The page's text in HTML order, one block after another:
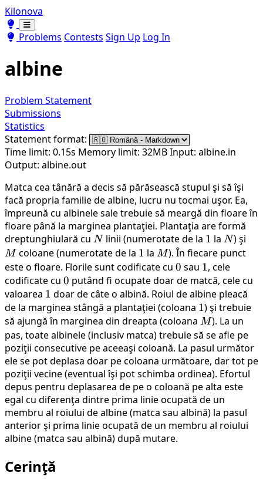
Kilonova
Toggle theme
Toggle theme
Problems Contests Sign Up Log In
albine
Problem Statement
Submissions
Statistics
Statement format:
Time limit: 0.15s Memory limit: 32MBInput: albine.in
Output: albine.out
Matca cea tânără a decis să părăsească stupul şi să îşi
facă propria familie de albine, lucru nu tocmai uşor. Ea,
împreună cu albinele sale trebuie să meargă din floare în
floare până la marginea plantaţiei. Plantaţia are formă
dreptunghiulară cu N
N linii (numerotate de la 1
1 laN
N) şi
M coloane (numerotate de la 1
1 laM
M). În fiecare punct
este o floare. Florile sunt codificate cu 0
0 sau 1
1, cele
codificate cu 0
0 putând fi ocupate doar de matcă, cele cu
valoarea 1
1 doar de câte o albină. Roiul de albine pleacă
de la marginea stângă a plantaţiei (coloana 1
1) şi trebuie
să ajungă în marginea din dreapta (coloana M
M). La un
pas, toate albinele (inclusiv matca) trebuie să se afle pe
poziţii consecutive pe aceeaşi coloană. La pasul următor
ele se pot deplasa doar pe coloana următoare, dar tot pe
poziţii vecine (eventual îşi pot schimba ordinea). Efortul
depus pentru deplasarea de pe o coloană pe alta este
egal cu diferenţa dintre prima linie ocupată de un
membru al roiului de albine (matca sau albină) la pasul
anterior şi prima linie ocupată de un membru al roiului
albine (matca sau albină) după mutare.
Cerinţă